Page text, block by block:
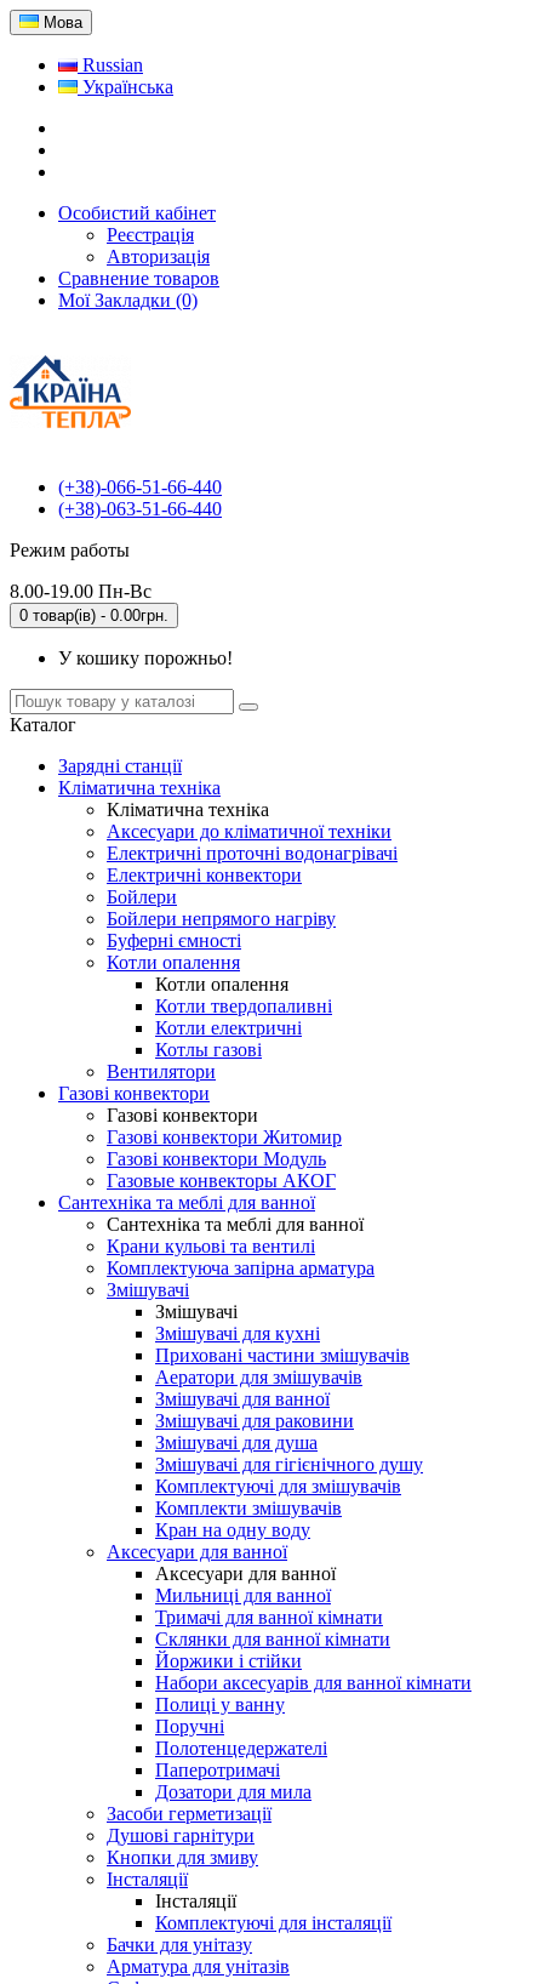
Мова
Russian
Українська
Особистий кабінет
Реєстрація
Авторизація
Сравнение товаров
Мої Закладки (0)
(+38)-066-51-66-440
(+38)-063-51-66-440
Режим работы
8.00-19.00 Пн-Вс
0 товар(ів) - 0.00грн.
У кошику порожньо!
Каталог
Зарядні станції
Кліматична техніка
Кліматична техніка
Аксесуари до кліматичної техніки
Електричні проточні водонагрівачі
Електричні конвектори
Бойлери
Бойлери непрямого нагріву
Буферні ємності
Котли опалення
Котли опалення
Котли твердопаливні
Котли електричні
Котлы газові
Вентилятори
Газові конвектори
Газові конвектори
Газові конвектори Житомир
Газові конвектори Модуль
Газовые конвекторы АКОГ
Сантехніка та меблі для ванної
Сантехніка та меблі для ванної
Крани кульові та вентилі
Комплектуюча запірна арматура
Змішувачі
Змішувачі
Змішувачі для кухні
Приховані частини змішувачів
Аератори для змішувачів
Змішувачі для ванної
Змішувачі для раковини
Змішувачі для душа
Змішувачі для гігієнічного душу
Комплектуючі для змішувачів
Комплекти змішувачів
Кран на одну воду
Аксесуари для ванної
Аксесуари для ванної
Мильниці для ванної
Тримачі для ванної кімнати
Склянки для ванної кімнати
Йоржики і стійки
Набори аксесуарів для ванної кімнати
Полиці у ванну
Поручні
Полотенцедержателі
Паперотримачі
Дозатори для мила
Засоби герметизації
Душові гарнітури
Кнопки для змиву
Інсталяції
Інсталяції
Комплектуючі для інсталяції
Бачки для унітазу
Арматура для унітазів